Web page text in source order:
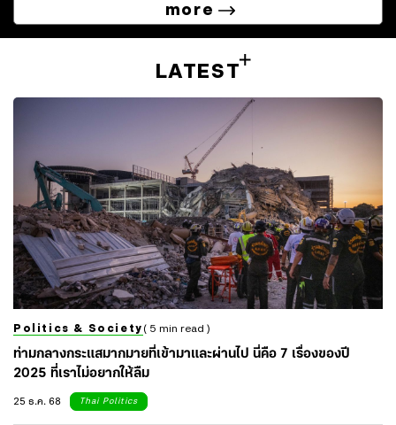
more
LATEST
Politics & Society ( 5 min read )
ท่ามกลางกระแสมากมายที่เข้ามาและผ่านไป นี่คือ 7 เรื่องของปี
2025 ที่เราไม่อยากให้ลืม
25 ธ.ค. 68
Thai Politics